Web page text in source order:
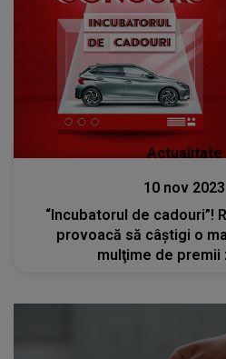
Actualitate
10 nov 2023
“Incubatorul de cadouri”!
provoacă să câştigi o
mulţime de premii